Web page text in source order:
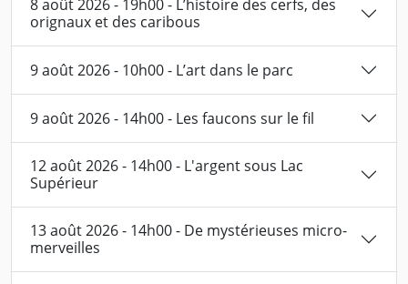
8 août 2026 - 19h00 - L’histoire des cerfs, des
orignaux et des caribous
9 août 2026 - 10h00 - L’art dans le parc
9 août 2026 - 14h00 - Les faucons sur le fil
12 août 2026 - 14h00 - L'argent sous Lac
Supérieur
13 août 2026 - 14h00 - De mystérieuses micro-
merveilles